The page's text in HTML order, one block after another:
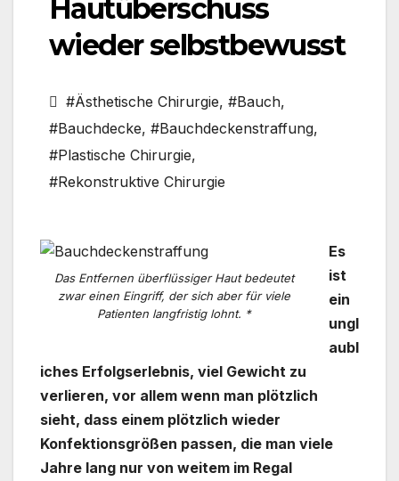
Hautüberschuss
wieder selbstbewusst
#Ästhetische Chirurgie, #Bauch,
#Bauchdecke, #Bauchdeckenstraffung,
#Plastische Chirurgie,
#Rekonstruktive Chirurgie
Das Entfernen überflüssiger Haut bedeutet
zwar einen Eingriff, der sich aber für viele
Patienten langfristig lohnt. *
Es
ist
ein
ungl
aubl
iches Erfolgserlebnis, viel Gewicht zu
verlieren, vor allem wenn man plötzlich
sieht, dass einem plötzlich wieder
Konfektionsgrößen passen, die man viele
Jahre lang nur von weitem im Regal